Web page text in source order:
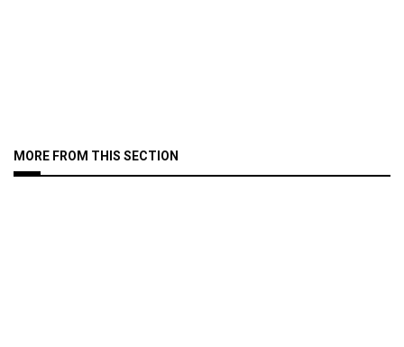
MORE FROM THIS SECTION